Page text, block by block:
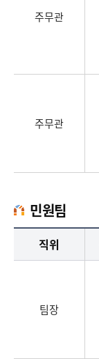
주무관
주무관
민원팀
민원팀업무담당자의 정보로 직급, 전화번호, 담당업무를 안내하고 있습니다
직위
팀장